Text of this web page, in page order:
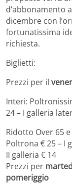
d’abbonamento
dicembre con
fortunatissima
richiesta.
Biglietti:
Prezzi per il
Interi:
24 – I galleria
Ridotto Over 65
Poltrona € 25 – I
II galleria € 14
Prezzi per marted
pomeriggio